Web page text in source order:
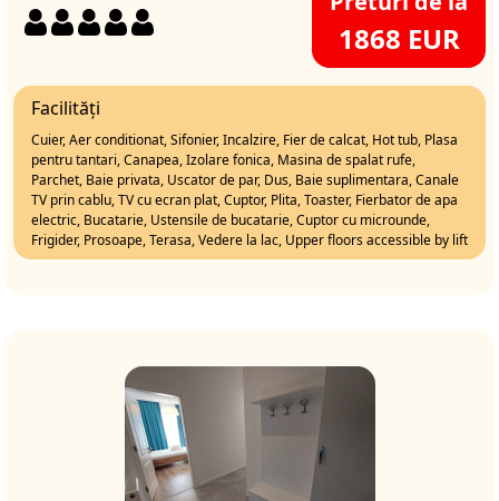
1868 EUR
Facilități
Cuier, Aer conditionat, Sifonier, Incalzire, Fier de calcat, Hot tub, Plasa
pentru tantari, Canapea, Izolare fonica, Masina de spalat rufe,
Parchet, Baie privata, Uscator de par, Dus, Baie suplimentara, Canale
TV prin cablu, TV cu ecran plat, Cuptor, Plita, Toaster, Fierbator de apa
electric, Bucatarie, Ustensile de bucatarie, Cuptor cu microunde,
Frigider, Prosoape, Terasa, Vedere la lac, Upper floors accessible by lift